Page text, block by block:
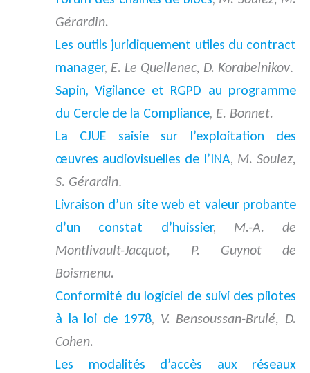
Gérardin.
Les outils juridiquement utiles du contract
manager, E. Le Quellenec, D. Korabelnikov.
Sapin, Vigilance et RGPD au programme
du Cercle de la Compliance, E. Bonnet.
La CJUE saisie sur l’exploitation des
œuvres audiovisuelles de l’INA, M. Soulez,
S. Gérardin.
Livraison d’un site web et valeur probante
d’un constat d’huissier, M.-A. de
Montlivault-Jacquot, P. Guynot de
Boismenu.
Conformité du logiciel de suivi des pilotes
à la loi de 1978, V. Bensoussan-Brulé, D.
Cohen.
Les modalités d’accès aux réseaux